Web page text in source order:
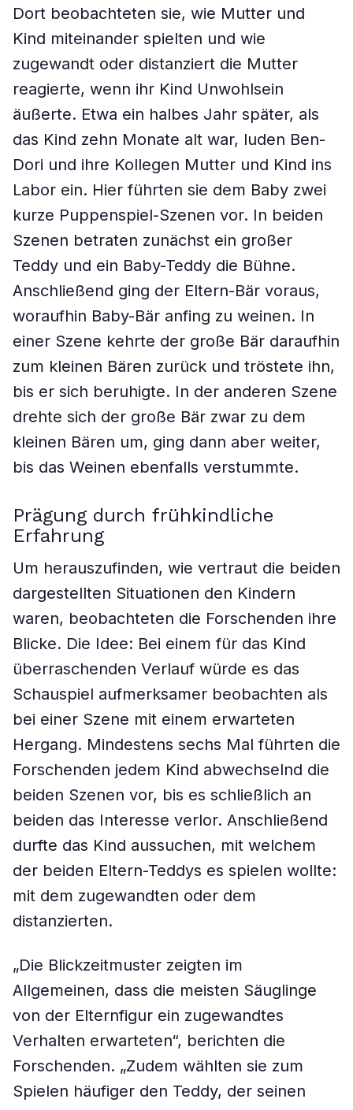
Dort beobachteten sie, wie Mutter und
Kind miteinander spielten und wie
zugewandt oder distanziert die Mutter
reagierte, wenn ihr Kind Unwohlsein
äußerte. Etwa ein halbes Jahr später, als
das Kind zehn Monate alt war, luden Ben-
Dori und ihre Kollegen Mutter und Kind ins
Labor ein. Hier führten sie dem Baby zwei
kurze Puppenspiel-Szenen vor. In beiden
Szenen betraten zunächst ein großer
Teddy und ein Baby-Teddy die Bühne.
Anschließend ging der Eltern-Bär voraus,
woraufhin Baby-Bär anfing zu weinen. In
einer Szene kehrte der große Bär daraufhin
zum kleinen Bären zurück und tröstete ihn,
bis er sich beruhigte. In der anderen Szene
drehte sich der große Bär zwar zu dem
kleinen Bären um, ging dann aber weiter,
bis das Weinen ebenfalls verstummte.
Prägung durch frühkindliche
Erfahrung
Um herauszufinden, wie vertraut die beiden
dargestellten Situationen den Kindern
waren, beobachteten die Forschenden ihre
Blicke. Die Idee: Bei einem für das Kind
überraschenden Verlauf würde es das
Schauspiel aufmerksamer beobachten als
bei einer Szene mit einem erwarteten
Hergang. Mindestens sechs Mal führten die
Forschenden jedem Kind abwechselnd die
beiden Szenen vor, bis es schließlich an
beiden das Interesse verlor. Anschließend
durfte das Kind aussuchen, mit welchem
der beiden Eltern-Teddys es spielen wollte:
mit dem zugewandten oder dem
distanzierten.
„Die Blickzeitmuster zeigten im
Allgemeinen, dass die meisten Säuglinge
von der Elternfigur ein zugewandtes
Verhalten erwarteten“, berichten die
Forschenden. „Zudem wählten sie zum
Spielen häufiger den Teddy, der seinen